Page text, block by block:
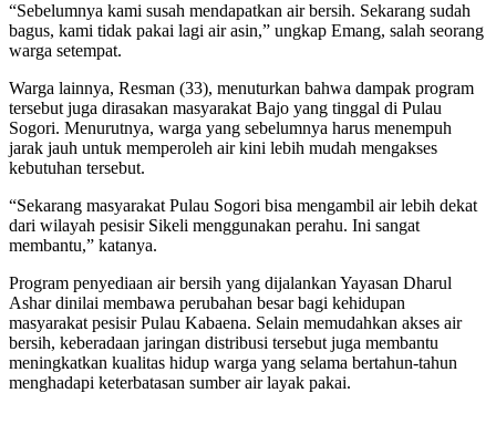
“Sebelumnya kami susah mendapatkan air bersih. Sekarang sudah
bagus, kami tidak pakai lagi air asin,” ungkap Emang, salah seorang
warga setempat.
Warga lainnya, Resman (33), menuturkan bahwa dampak program
tersebut juga dirasakan masyarakat Bajo yang tinggal di Pulau
Sogori. Menurutnya, warga yang sebelumnya harus menempuh
jarak jauh untuk memperoleh air kini lebih mudah mengakses
kebutuhan tersebut.
“Sekarang masyarakat Pulau Sogori bisa mengambil air lebih dekat
dari wilayah pesisir Sikeli menggunakan perahu. Ini sangat
membantu,” katanya.
Program penyediaan air bersih yang dijalankan Yayasan Dharul
Ashar dinilai membawa perubahan besar bagi kehidupan
masyarakat pesisir Pulau Kabaena. Selain memudahkan akses air
bersih, keberadaan jaringan distribusi tersebut juga membantu
meningkatkan kualitas hidup warga yang selama bertahun-tahun
menghadapi keterbatasan sumber air layak pakai.